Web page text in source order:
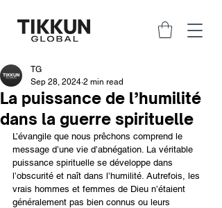
La puissance de l’humilité
dans la guerre spirituelle
TG
Sep 28, 2024 2 min read
L’évangile que nous prêchons comprend le
message d’une vie d’abnégation. La véritable
puissance spirituelle se développe dans
l’obscurité et naît dans l’humilité. Autrefois, les
vrais hommes et femmes de Dieu n’étaient
généralement pas bien connus ou leurs